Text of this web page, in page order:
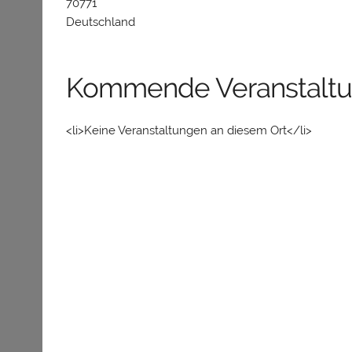
70771
Deutschland
Kommende
<li>Keine Veranstaltungen an diesem Ort</li>